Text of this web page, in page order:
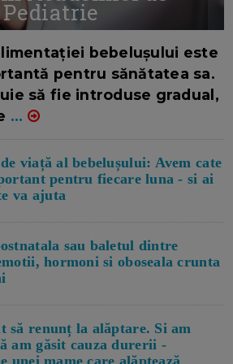
Pediatrie
bebelușului este
pentru sănătatea sa.
să fie introduse gradual,
...
viață al bebelușului: Avem cate
pentru fiecare luna - si ai
va ajuta
sau baletul dintre
hormoni si oboseala crunta
să renunț la alăptare. Si am
am găsit cauza durerii -